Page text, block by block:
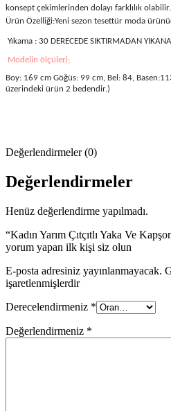
konsept çekimlerinden dolayı farklılık olabilir.
Ürün Özelliği:Yeni sezon tesettür moda
Yıkama : 30 DERECEDE SIKTIRMADAN
Modelin ölçüleri;
Boy: 169 cm Göğüs: 99 cm, Bel: 84,
üzerindeki ürün 2 bedendir.)
Değerlendirmeler (0)
Değerlendirmeler
Henüz değerlendirme yapılmadı.
“Kadın Yarım Çıtçıtlı Yaka Ve
yorum yapan ilk kişi siz olun
E-posta adresiniz yayınlanmayacak.
işaretlenmişlerdir
Derecelendirmeniz *
Değerlendirmeniz *